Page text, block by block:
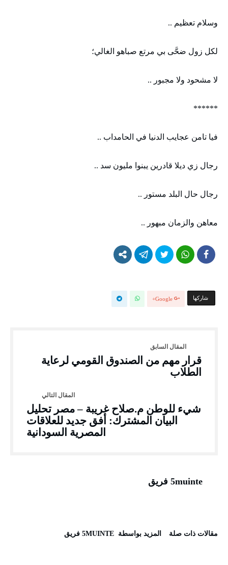
وسلام تعظيم ..
لكل زول ضحَّى بي مرتع صباهو الغالي؛
لا مشحود ولا مجبور ..
******
فيا تامن عجايب الدنيا في الحامداب ..
رجال زي ديلا قادرين يبنوا مليون سد ..
رجال حال البلد مستور ..
معاهن والزمان مبهور ..
‫‫ شاركها‬ Google+
قرار مهم من الصندوق القومي لرعاية
الطلاب
شيء للوطن م.صلاح غريبة – مصر تحليل
البيان المشترك: أفق جديد للعلاقات
المصرية السودانية
5muinte فريق
‫مقالات ذات صلة‬ ‫‫المزيد بواسطة‬ ‬ 5MUINTE فريق